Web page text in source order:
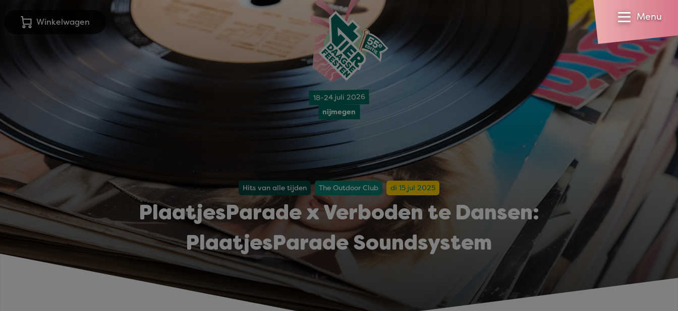
Winkelwagen
18-24 juli 2026
nijmegen
Menu
Hits van alle tijden The Outdoor Club di 15 jul 2025
PlaatjesParade x Verboden te Dansen:
PlaatjesParade Soundsystem